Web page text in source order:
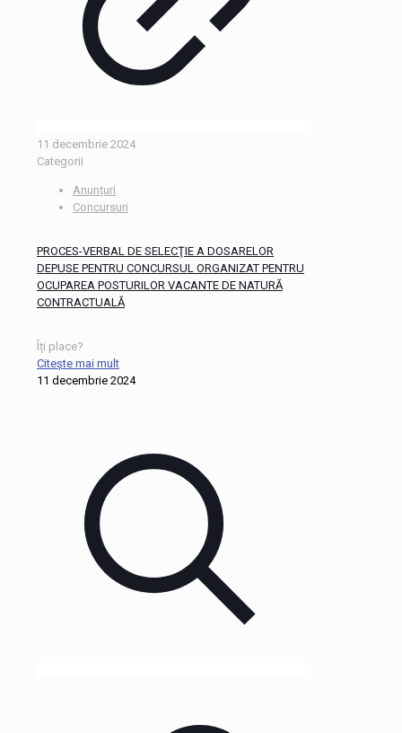
11 decembrie 2024
Categorii
Anunțuri
Concursuri
PROCES-VERBAL DE SELECŢIE A DOSARELOR
DEPUSE PENTRU CONCURSUL ORGANIZAT PENTRU
OCUPAREA POSTURILOR VACANTE DE NATURĂ
CONTRACTUALĂ
Îți place?
Citește mai mult
11 decembrie 2024